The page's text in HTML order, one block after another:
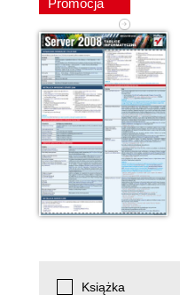
Promocja
Książka